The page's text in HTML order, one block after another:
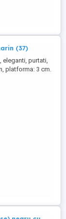
(37)
eleganti, purtati,
platforma: 3 cm.
anuntul este
17 lei
plata integral, in
cu 36 lei -
avans